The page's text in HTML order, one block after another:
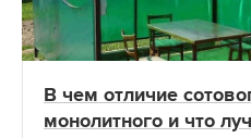
В чем отличие
монолитного и что